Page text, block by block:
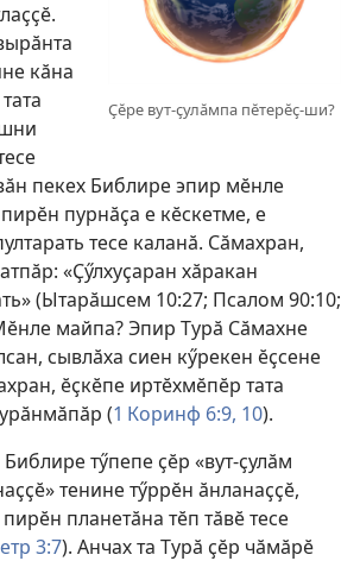
Ҫӗре вут-ҫулӑмпа пӗтерӗҫ-ши?
кӑна
пекех Библире эпир мӗнле
пурнӑҫа е кӗскетме, е
тесе каланӑ. Сӑмахран,
«Ҫӳлхуҫаран хӑракан
(Ытарӑшсем 10:27; Псалом 90:10;
майпа? Эпир Турӑ Сӑмахне
сывлӑха сиен кӳрекен ӗҫсене
ӗҫкӗпе иртӗхмӗпӗр тата
(1 Коринф 6:9, 10).
тӳпепе ҫӗр «вут-ҫулӑм
тенине тӳррӗн ӑнланаҫҫӗ,
планетӑна тӗп тӑвӗ тесе
3:7). Анчах та Турӑ ҫӗр чӑмӑрӗ